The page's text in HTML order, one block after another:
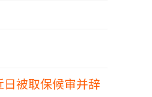
日被取保候审并辞